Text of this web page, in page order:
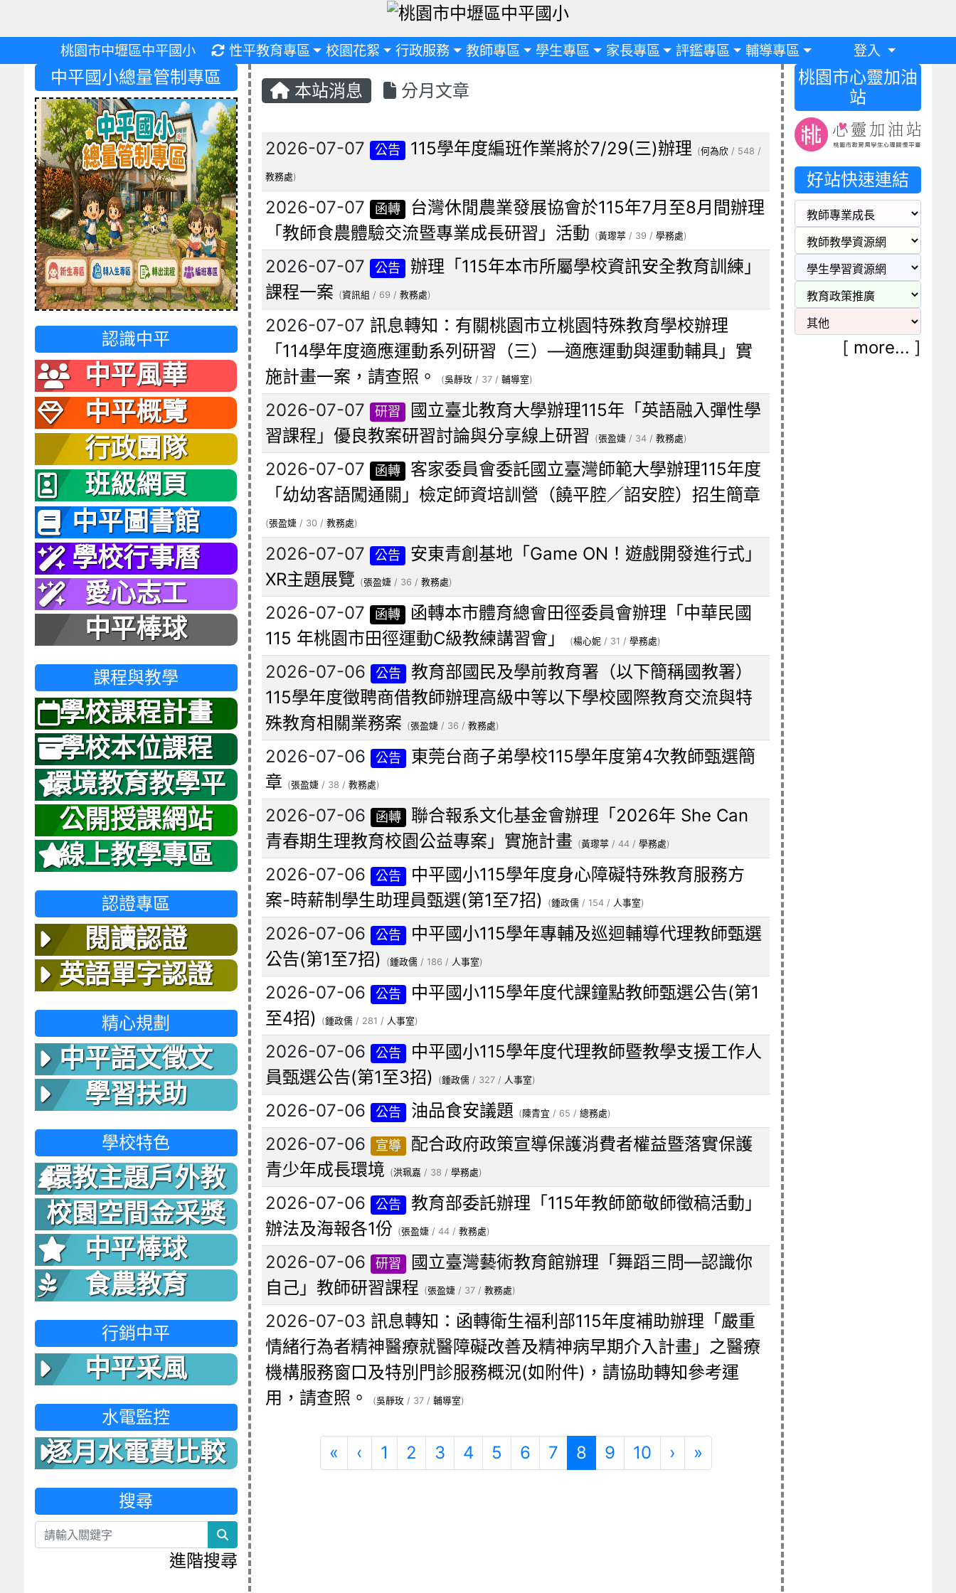
桃園市中壢區中平國小 重新取得佈景設定
性平教育專區 校園花絮 行政服務 教師專區 學生專區 家長專區 評鑑專區 輔導專區 登入
本站消息 分月文章
文章列表
2026-07-07 公告 115學年度編班作業將於7/29(三)辦理 (何為欣 / 548 /
教務處)
2026-07-07 函轉
台灣休閒農業發展協會於115年7月至8月間辦理
「教師食農體驗交流暨專業成長研習」活動 (黃瓈葶 / 39 / 學務處)
2026-07-07 公告
辦理「115年本市所屬學校資訊安全教育訓練」
課程一案 (資訊組 / 69 / 教務處)
2026-07-07 訊息轉知：有關桃園市立桃園特殊教育學校辦理
「114學年度適應運動系列研習（三）—適應運動與運動輔具」實
施計畫一案，請查照。
(吳靜玫/ 37 / 輔導室)
2026-07-07 研習
國立臺北教育大學辦理115年「英語融入彈性學
習課程」優良教案研習討論與分享線上研習
(張盈婕/ 34 / 教務處)
2026-07-07 函轉
客家委員會委託國立臺灣師範大學辦理115年度
「幼幼客語闖通關」檢定師資培訓營（饒平腔／詔安腔）招生簡章
(張盈婕/ 30 / 教務處)
2026-07-07 公告
安東青創基地「Game ON！遊戲開發進行式」
XR主題展覽 (張盈婕/ 36 / 教務處)
2026-07-07 函轉
函轉本市體育總會田徑委員會辦理「中華民國
115 年桃園市田徑運動C級教練講習會」
(楊心妮/ 31 / 學務處)
2026-07-06 公告
教育部國民及學前教育署（以下簡稱國教署）
115學年度徵聘商借教師辦理高級中等以下學校國際教育交流與特
殊教育相關業務案 (張盈婕/ 36 / 教務處)
2026-07-06 公告
東莞台商子弟學校115學年度第4次教師甄選簡
章 (張盈婕/ 38 / 教務處)
2026-07-06 函轉
聯合報系文化基金會辦理「2026年 She Can
青春期生理教育校園公益專案」實施計畫 (黃瓈葶 / 44 / 學務處)
2026-07-06 公告
中平國小115學年度身心障礙特殊教育服務方
案-時薪制學生助理員甄選(第1至7招)
(鍾政儒/ 154 / 人事室)
2026-07-06 公告
中平國小115學年專輔及巡迴輔導代理教師甄選
公告(第1至7招)
(鍾政儒/ 186 / 人事室)
2026-07-06 公告
中平國小115學年度代課鐘點教師甄選公告(第1
至4招)
(鍾政儒/ 281 / 人事室)
2026-07-06 公告
中平國小115學年度代理教師暨教學支援工作人
員甄選公告(第1至3招)
(鍾政儒/ 327 / 人事室)
2026-07-06 公告 油品食安議題 (陳青宜 / 65 /總務處)
2026-07-06 宣導
配合政府政策宣導保護消費者權益暨落實保護
青少年成長環境 (洪珮嘉 / 38 / 學務處)
2026-07-06 公告
教育部委託辦理「115年教師節敬師徵稿活動」
辦法及海報各1份 (張盈婕/ 44 / 教務處)
2026-07-06 研習
國立臺灣藝術教育館辦理「舞蹈三問―認識你
自己」教師研習課程
(張盈婕/ 37 / 教務處)
2026-07-03 訊息轉知：函轉衛生福利部115年度補助辦理「嚴重
情緒行為者精神醫療就醫障礙改善及精神病早期介入計畫」之醫療
機構服務窗口及特別門診服務概況(如附件)，請協助轉知參考運
用，請查照。
(吳靜玫/ 37 / 輔導室)
« 第一頁
‹ 上一頁
1 2 3 4 5 6 7 8(目前頁次)
9 10 › 下一頁
»
中平國小總量管制專區
認識中平
中平風華
中平概覽
行政團隊
班級網頁
中平圖書館
學校行事曆
愛心志工
中平棒球
課程與教學
學校課程計畫
學校本位課程
環境教育教學平
台
公開授課網站
線上教學專區
認證專區
閱讀認證
英語單字認證
精心規劃
中平語文徵文
學習扶助
學校特色
環教主題戶外教
室
校園空間金采獎
中平棒球
食農教育
行銷中平
中平采風
水電監控
逐月水電費比較
表
搜尋
search
進階搜尋
桃園市心靈加油
站
好站快速連結
[ more... ]